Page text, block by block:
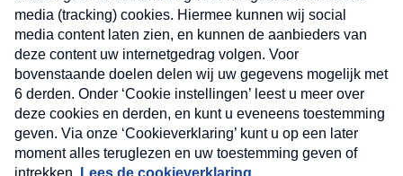
Nieuwsbrief
Neem hier een gratis abonnement op onze
nieuwsbrief. Elke vrijdag- en dinsdagochtend in uw